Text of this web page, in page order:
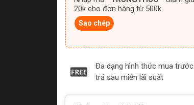
20k cho đơn hàng từ 500k
Sao chép
Đa dạng hình thức mua trước
trả sau miễn lãi suất